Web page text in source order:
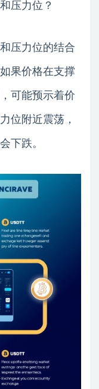
压力位？
压力位的结合
果价格在支撑
可能预示着价
位附近震荡，
下跌。